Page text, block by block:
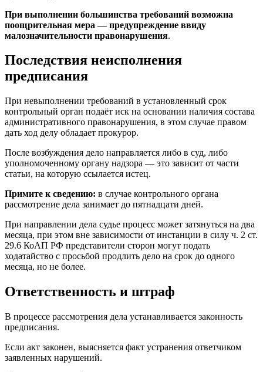
При выполнении большинства требований возможна
поощрительная мера — предупреждение ввиду
малозначительности правонарушения.
Последствия неисполнения
предписания
При невыполнении требований в установленный срок
контрольный орган подаёт иск на основании наличия состава
административного правонарушения, в этом случае правом
дать ход делу обладает прокурор.
После возбуждения дело направляется либо в суд, либо
уполномоченному органу надзора — это зависит от части
статьи, на которую ссылается истец.
Примите к сведению: в случае контрольного органа
рассмотрение дела занимает до пятнадцати дней.
При направлении дела судье процесс может затянуться на два
месяца, при этом вне зависимости от инстанции в силу ч. 2 ст.
29.6 КоАП РФ представители сторон могут подать
ходатайство с просьбой продлить дело на срок до одного
месяца, но не более.
Ответственность и штраф
В процессе рассмотрения дела устанавливается законность
предписания.
Если акт законен, выясняется факт устранения ответчиком
заявленных нарушений.